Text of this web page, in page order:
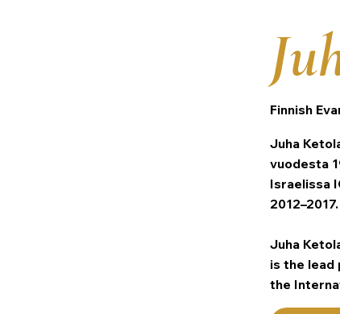
Finnish
Juha
vuodesta
Israelissa
2012–2017.
Juha
is the lead
the